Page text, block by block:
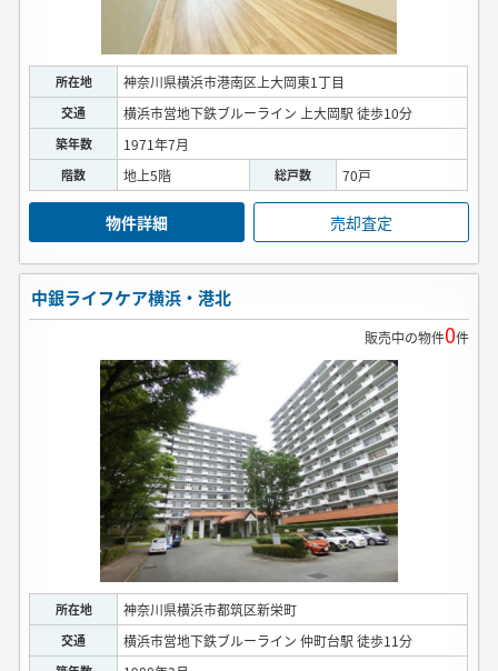
所在地 神奈川県横浜市港南区上大岡東1丁目
交通 横浜市営地下鉄ブルーライン 上大岡駅 徒歩10分
築年数 1971年7月
階数 地上5階 総戸数 70戸
物件詳細 売却査定
中銀ライフケア横浜・港北
販売中の物件0件
所在地 神奈川県横浜市都筑区新栄町
交通 横浜市営地下鉄ブルーライン 仲町台駅 徒歩11分